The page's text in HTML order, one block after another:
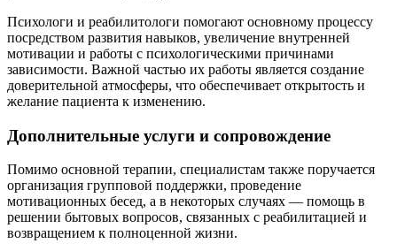
Психологи и реабилитологи помогают основному процессу
посредством развития навыков, увеличение внутренней
мотивации и работы с психологическими причинами
зависимости. Важной частью их работы является создание
доверительной атмосферы, что обеспечивает открытость и
желание пациента к изменению.
Дополнительные услуги и сопровождение
Помимо основной терапии, специалистам также поручается
организация групповой поддержки, проведение
мотивационных бесед, а в некоторых случаях — помощь в
решении бытовых вопросов, связанных с реабилитацией и
возвращением к полноценной жизни.